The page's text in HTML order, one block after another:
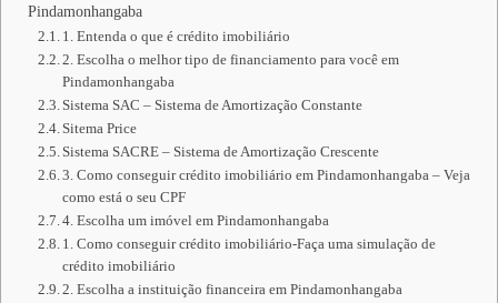
Pindamonhangaba
1. Entenda o que é crédito imobiliário
2. Escolha o melhor tipo de financiamento para você em
Pindamonhangaba
Sistema SAC – Sistema de Amortização Constante
Sitema Price
Sistema SACRE – Sistema de Amortização Crescente
3. Como conseguir crédito imobiliário em Pindamonhangaba – Veja
como está o seu CPF
4. Escolha um imóvel em Pindamonhangaba
1. Como conseguir crédito imobiliário-Faça uma simulação de
crédito imobiliário
2. Escolha a instituição financeira em Pindamonhangaba